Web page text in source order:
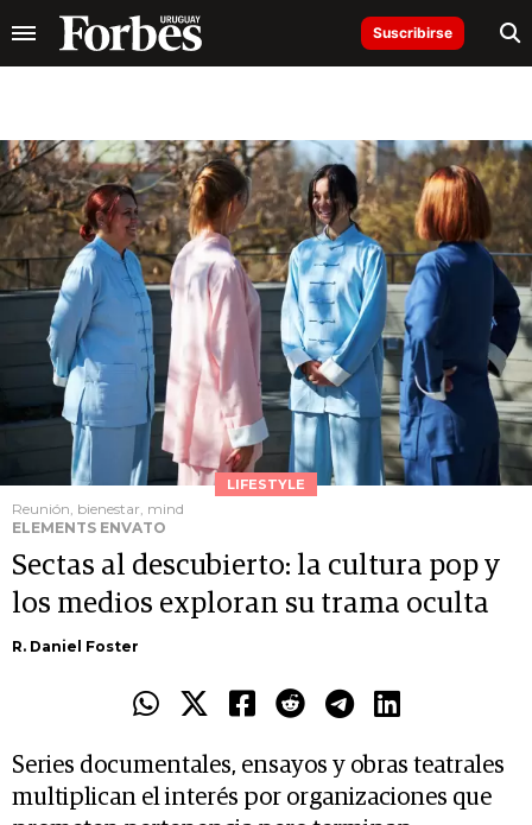
Suscribirse
LIFESTYLE
Reunión, bienestar, mind
ELEMENTS ENVATO
Sectas al descubierto: la cultura pop y
los medios exploran su trama oculta
R. Daniel Foster
Series documentales, ensayos y obras teatrales
multiplican el interés por organizaciones que